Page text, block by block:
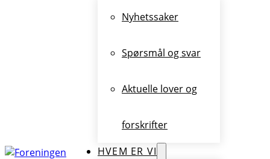
Nyhetssaker
Spørsmål og svar
Aktuelle lover og
forskrifter
HVEM ER VI